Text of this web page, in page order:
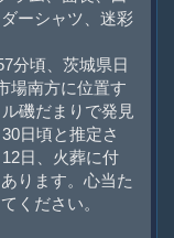
ーシャツ、迷彩
分頃、茨城県日
場南方に位置す
磯だまりで発見
日頃と推定さ
日、火葬に付
ります。心当た
ください。